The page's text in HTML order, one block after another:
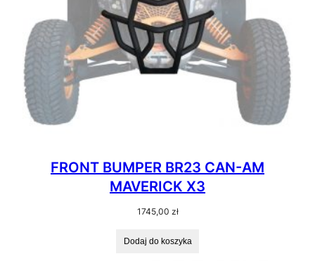
FRONT BUMPER BR23 CAN-AM
MAVERICK X3
1745,00 zł
Dodaj do koszyka